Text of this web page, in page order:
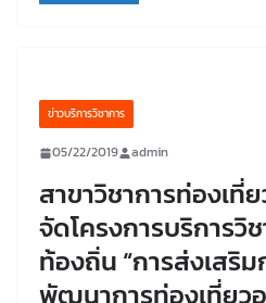
ข่าวบริการวิชาการ
05/22/2019 admin
สาขาวิชาการท่องเที่
จัดโครงการบริการ
ท้องถิ่น “การส่งเสริ
พัฒนาการท่องเที่ยว